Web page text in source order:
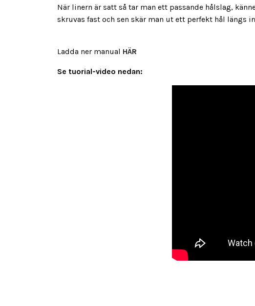
När linern är satt så tar man ett passande hålslag,
skruvas fast och sen skär man ut ett perfekt hål längs
Ladda ner manual HÄR
Se tuorial-video nedan: